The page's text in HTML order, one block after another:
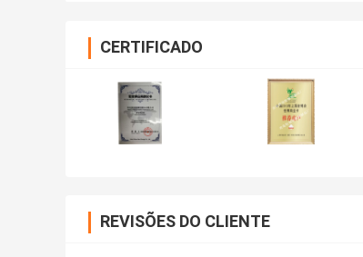
CERTIFICADO
REVISÕES DO CLIENTE